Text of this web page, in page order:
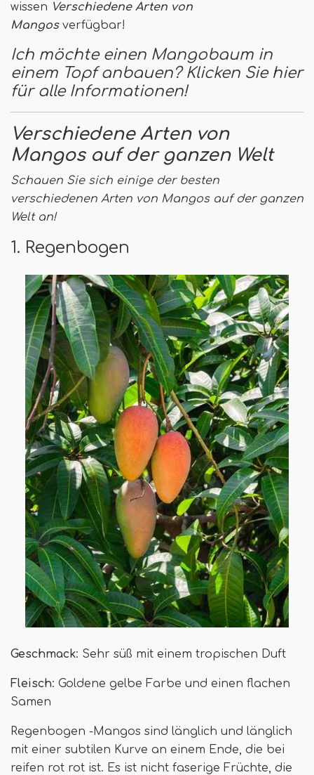
wissen Verschiedene Arten von
Mangos verfügbar!
Ich möchte einen Mangobaum in
einem Topf anbauen? Klicken Sie hier
für alle Informationen!
Verschiedene Arten von
Mangos auf der ganzen Welt
Schauen Sie sich einige der besten
verschiedenen Arten von Mangos auf der ganzen
Welt an!
1. Regenbogen
Geschmack: Sehr süß mit einem tropischen Duft
Fleisch: Goldene gelbe Farbe und einen flachen
Samen
Regenbogen -Mangos sind länglich und länglich
mit einer subtilen Kurve an einem Ende, die bei
reifen rot rot ist. Es ist nicht faserige Früchte, die